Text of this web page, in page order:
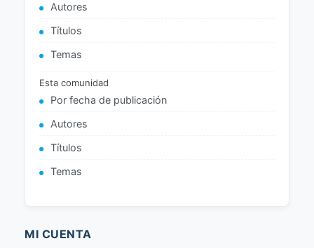
Autores
Títulos
Temas
Esta comunidad
Por fecha de publicación
Autores
Títulos
Temas
MI CUENTA